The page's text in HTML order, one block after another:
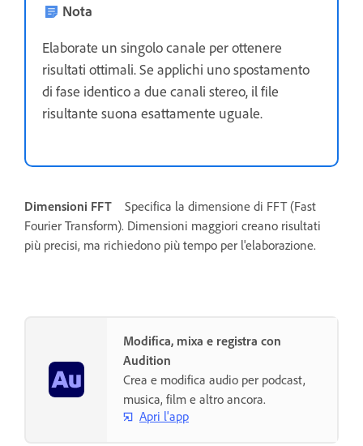
Nota
Elaborate un singolo canale per ottenere
risultati ottimali. Se applichi uno spostamento
di fase identico a due canali stereo, il file
risultante suona esattamente uguale.
Dimensioni FFT
Specifica la dimensione di FFT (Fast
Fourier Transform). Dimensioni maggiori creano risultati
più precisi, ma richiedono più tempo per l'elaborazione.
Modifica, mixa e registra con
Audition
Crea e modifica audio per podcast,
musica, film e altro ancora.
Apri l'app